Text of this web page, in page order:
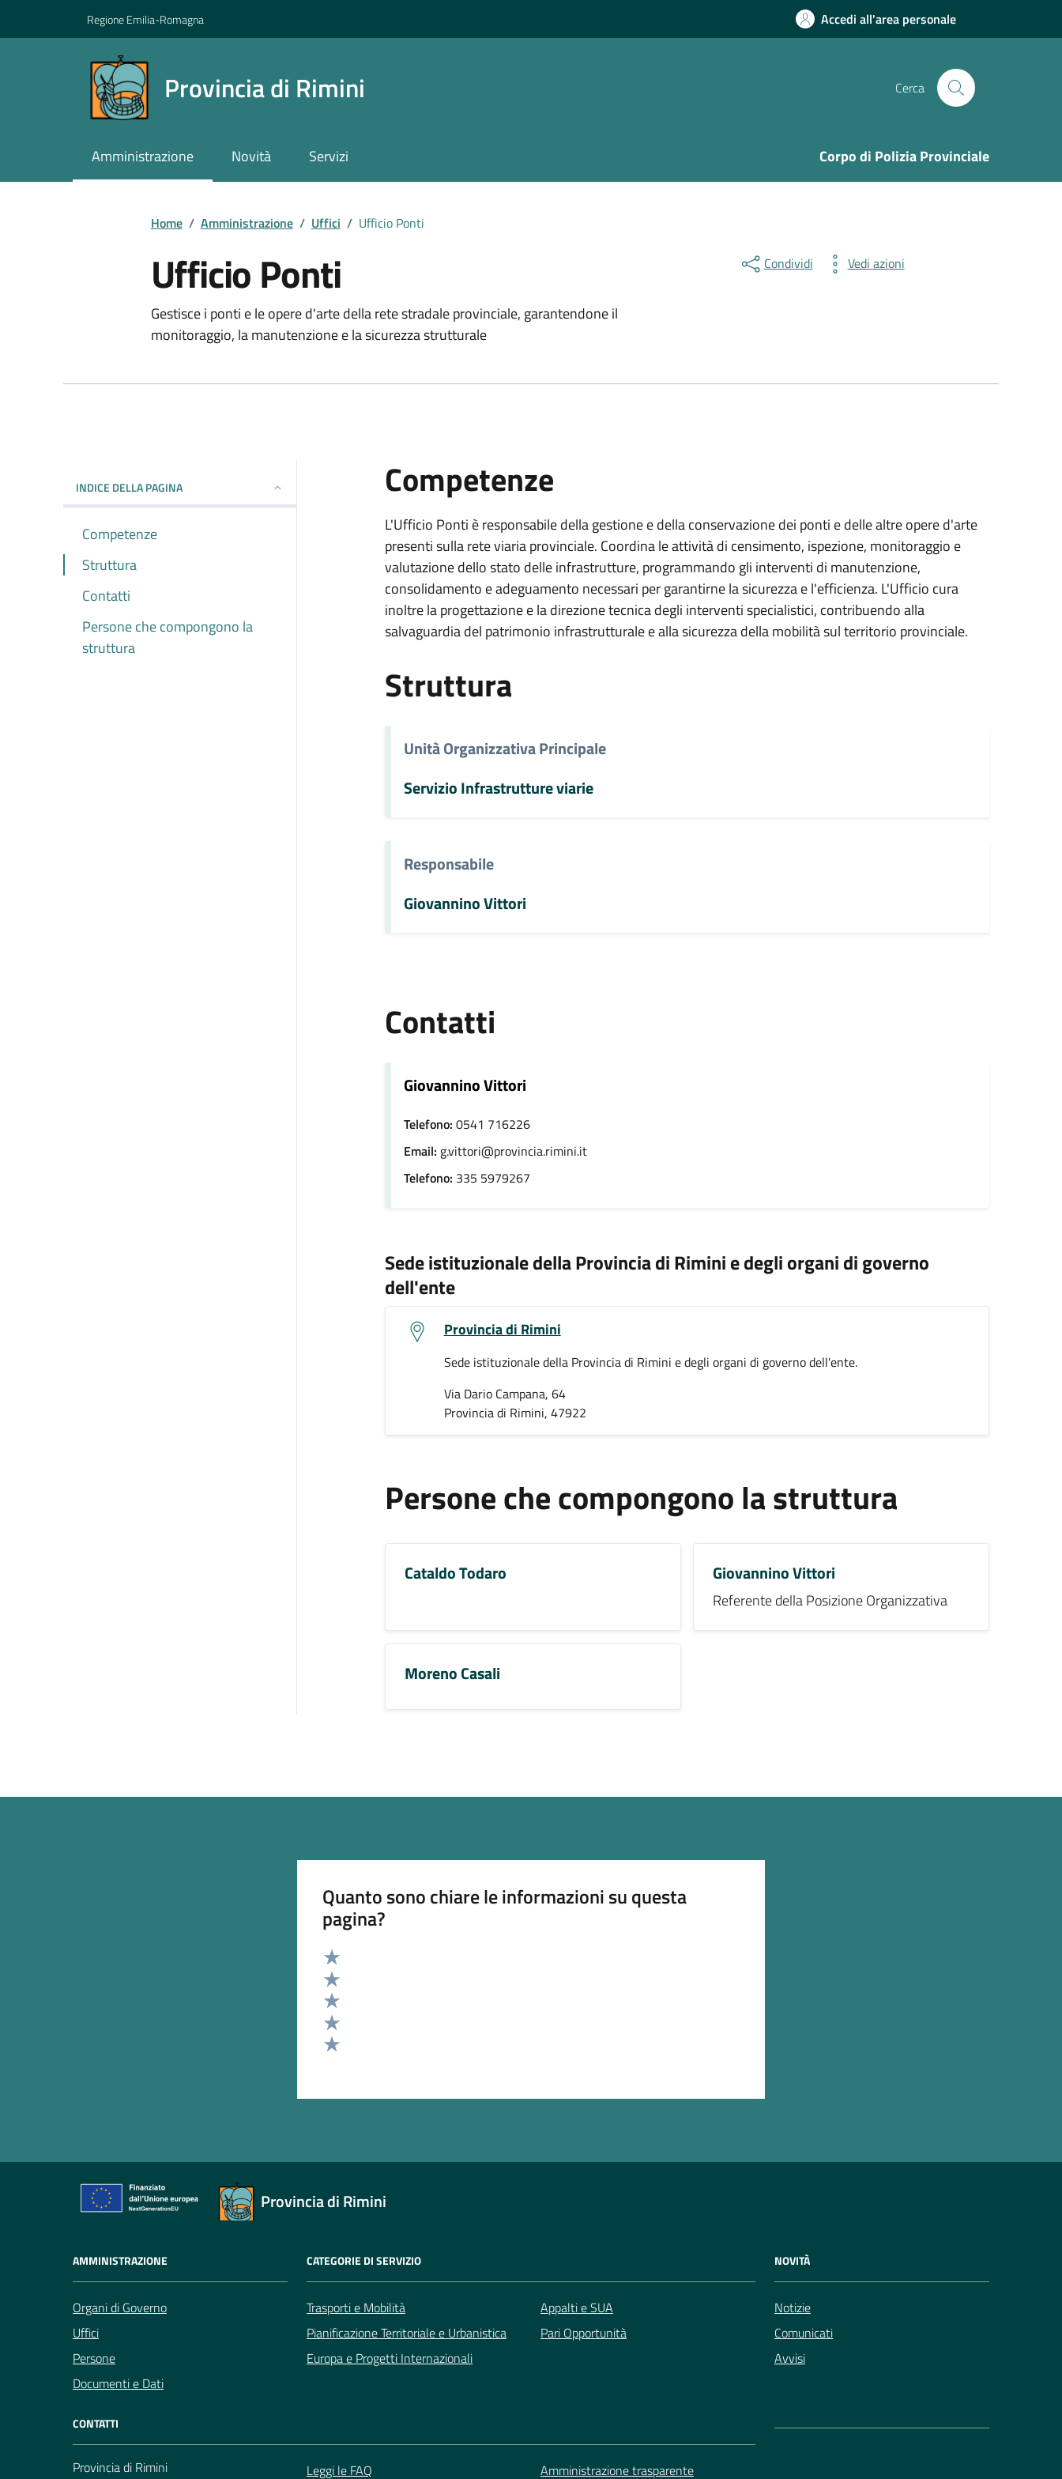
Regione Emilia-Romagna Accedi all'area personale
Provincia di Rimini Cerca
Amministrazione Novità Servizi Corpo di Polizia Provinciale
Home / Amministrazione / Uffici / Ufficio Ponti
Ufficio Ponti
Gestisce i ponti e le opere d'arte della rete stradale provinciale, garantendone il
monitoraggio, la manutenzione e la sicurezza strutturale
Condividi Vedi azioni
INDICE DELLA PAGINA
Competenze
Struttura
Contatti
Persone che compongono la
struttura
Competenze
L'Ufficio Ponti è responsabile della gestione e della conservazione dei ponti e delle altre opere d'arte
presenti sulla rete viaria provinciale. Coordina le attività di censimento, ispezione, monitoraggio e
valutazione dello stato delle infrastrutture, programmando gli interventi di manutenzione,
consolidamento e adeguamento necessari per garantirne la sicurezza e l'efficienza. L'Ufficio cura
inoltre la progettazione e la direzione tecnica degli interventi specialistici, contribuendo alla
salvaguardia del patrimonio infrastrutturale e alla sicurezza della mobilità sul territorio provinciale.
Struttura
Unità Organizzativa Principale
Servizio Infrastrutture viarie
Responsabile
Giovannino Vittori
Contatti
Giovannino Vittori
Telefono: 0541 716226
Email: g.vittori@provincia.rimini.it
Telefono: 335 5979267
Sede istituzionale della Provincia di Rimini e degli organi di governo
dell'ente
Provincia di Rimini
Sede istituzionale della Provincia di Rimini e degli organi di governo dell'ente.
Via Dario Campana, 64
Provincia di Rimini, 47922
Persone che compongono la struttura
Cataldo Todaro Giovannino Vittori
Referente della Posizione Organizzativa
Moreno Casali
Quanto sono chiare le informazioni su questa
pagina?
Valuta 5 stelle su 5
Valuta 4 stelle su 5
Valuta 3 stelle su 5
Valuta 2 stelle su 5
Provincia di Rimini
AMMINISTRAZIONE
Organi di Governo
Uffici
Persone
Documenti e Dati
CATEGORIE DI SERVIZIO
Trasporti e Mobilità
Pianificazione Territoriale e Urbanistica
Europa e Progetti Internazionali
Appalti e SUA
Pari Opportunità
NOVITÀ
Notizie
Comunicati
Avvisi
CONTATTI
Provincia di Rimini
Leggi le FAQ Amministrazione trasparente